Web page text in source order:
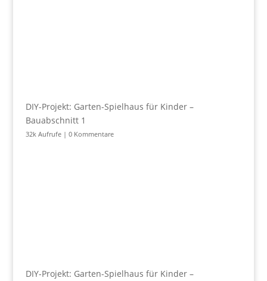
DIY-Projekt: Garten-Spielhaus für Kinder –
Bauabschnitt 1
32k Aufrufe| 0 Kommentare
DIY-Projekt: Garten-Spielhaus für Kinder –